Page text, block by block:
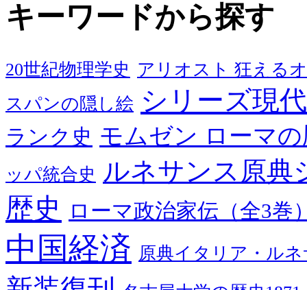
キーワードから探す
20世紀物理学史 アリオスト 狂える
スパンの隠し絵 シリーズ現
ランク史 モムゼン ローマ
ッパ統合史 ルネサンス原典
歴史 ローマ政治家伝（全3巻
中国経済 原典イタリア・ル